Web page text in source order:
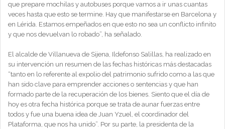
que prepare mochilas y autobuses porque vamos a ir unas cuantas
veces hasta que esto se termine. Hay que manifestarse en Barcelona y
en Lérida. Estamos empeñados en que esto no sea un conflicto infinito
y que nos devuelvan lo robado”, ha señalado.
El alcalde de Villanueva de Sijena, Ildefonso Salillas, ha realizado en
su intervención un resumen de las fechas históricas más destacadas
“tanto en lo referente al expolio del patrimonio sufrido como a las que
han sido clave para emprender acciones o sentencias y que han
formado parte de la recuperación de los bienes. Siento que el día de
hoy es otra fecha histórica porque se trata de aunar fuerzas entre
todos y fue una buena idea de Juan Yzuel, el coordinador del
Plataforma, que nos ha unido”. Por su parte, la presidenta de la